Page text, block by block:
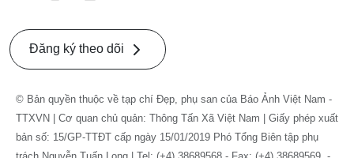
Đăng ký theo dõi
© Bản quyền thuộc về tạp chí Đẹp, phụ san của Báo Ảnh Việt Nam -
TTXVN | Cơ quan chủ quản: Thông Tấn Xã Việt Nam | Giấy phép xuất
bản số: 15/GP-TTĐT cấp ngày 15/01/2019 Phó Tổng Biên tập phụ